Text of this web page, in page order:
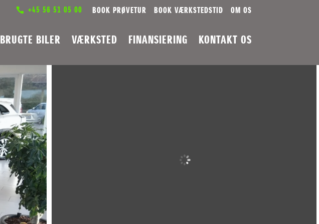
+45 56 51 05 00 BOOK PRØVETUR BOOK VÆRKSTEDSTID OM OS
BRUGTE BILER VÆRKSTED FINANSIERING KONTAKT OS